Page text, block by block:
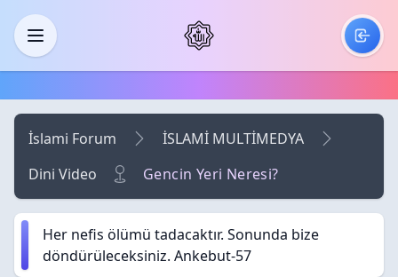
Skip to main content
Menü
İslami Forum
İSLAMİ MULTİMEDYA
Dini Video
Gencin Yeri Neresi?
Her nefis ölümü tadacaktır. Sonunda bize
döndürüleceksiniz. Ankebut-57